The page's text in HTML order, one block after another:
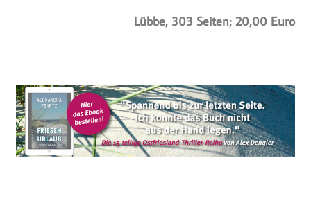
Lübbe, 303 Seiten; 20,00 Euro